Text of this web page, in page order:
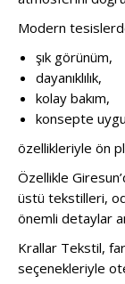
Modern
şık görünüm,
dayanıklılık,
kolay bakım,
konsepte
özellikleriyle ön
Özellikle
üstü tekstilleri,
önemli detaylar
Krallar Tekstil,
seçenekleriyle